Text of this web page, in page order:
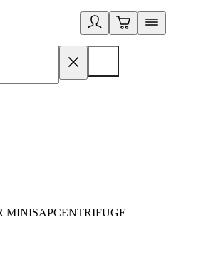
MINISAPCENTRIFUGE